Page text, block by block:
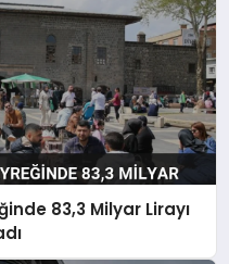
83,3 Milyar Lirayı